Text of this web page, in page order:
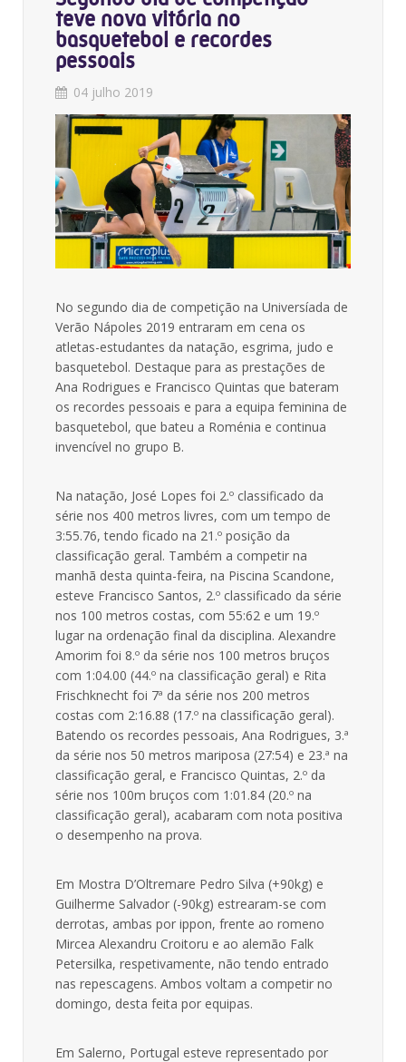
teve nova vitória no
basquetebol e recordes
pessoais
04 julho 2019
No segundo dia de competição na Universíada de
Verão Nápoles 2019 entraram em cena os
atletas-estudantes da natação, esgrima, judo e
basquetebol. Destaque para as prestações de
Ana Rodrigues e Francisco Quintas que bateram
os recordes pessoais e para a equipa feminina de
basquetebol, que bateu a Roménia e continua
invencível no grupo B.
Na natação, José Lopes foi 2.º classificado da
série nos 400 metros livres, com um tempo de
3:55.76, tendo ficado na 21.º posição da
classificação geral. Também a competir na
manhã desta quinta-feira, na Piscina Scandone,
esteve Francisco Santos, 2.º classificado da série
nos 100 metros costas, com 55:62 e um 19.º
lugar na ordenação final da disciplina. Alexandre
Amorim foi 8.º da série nos 100 metros bruços
com 1:04.00 (44.º na classificação geral) e Rita
Frischknecht foi 7ª da série nos 200 metros
costas com 2:16.88 (17.º na classificação geral).
Batendo os recordes pessoais, Ana Rodrigues, 3.ª
da série nos 50 metros mariposa (27:54) e 23.ª na
classificação geral, e Francisco Quintas, 2.º da
série nos 100m bruços com 1:01.84 (20.º na
classificação geral), acabaram com nota positiva
o desempenho na prova.
Em Mostra D’Oltremare Pedro Silva (+90kg) e
Guilherme Salvador (-90kg) estrearam-se com
derrotas, ambas por ippon, frente ao romeno
Mircea Alexandru Croitoru e ao alemão Falk
Petersilka, respetivamente, não tendo entrado
nas repescagens. Ambos voltam a competir no
domingo, desta feita por equipas.
Em Salerno, Portugal esteve representado por